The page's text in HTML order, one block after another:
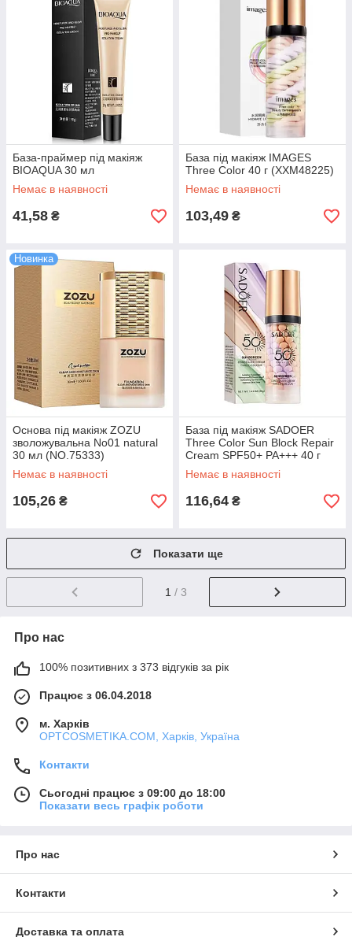
База-праймер під макіяж
BIOAQUA 30 мл
Немає в наявності
41,58 ₴
База під макіяж IMAGES
Three Color 40 г (XXM48225)
Немає в наявності
103,49 ₴
Новинка
Основа під макіяж ZOZU
зволожувальна No01 natural
30 мл (NO.75333)
Немає в наявності
105,26 ₴
База під макіяж SADOER
Three Color Sun Block Repair
Cream SPF50+ PA+++ 40 г
Немає в наявності
116,64 ₴
Показати ще
1 / 3
Про нас
100% позитивних з 373 відгуків за рік
Працює з 06.04.2018
м. Харків
OPTCOSMETIKA.COM, Харків, Україна
Контакти
Сьогодні працює з 09:00 до 18:00
Показати весь графік роботи
Про нас
Контакти
Доставка та оплата